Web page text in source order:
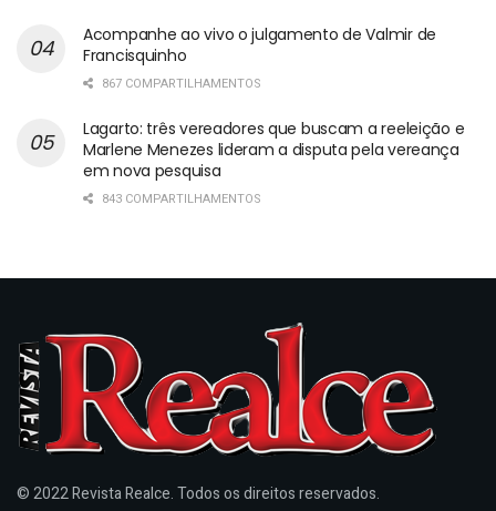
Acompanhe ao vivo o julgamento de Valmir de
Francisquinho
867 COMPARTILHAMENTOS
Lagarto: três vereadores que buscam a reeleição e
Marlene Menezes lideram a disputa pela vereança
em nova pesquisa
843 COMPARTILHAMENTOS
© 2022 Revista Realce. Todos os direitos reservados.